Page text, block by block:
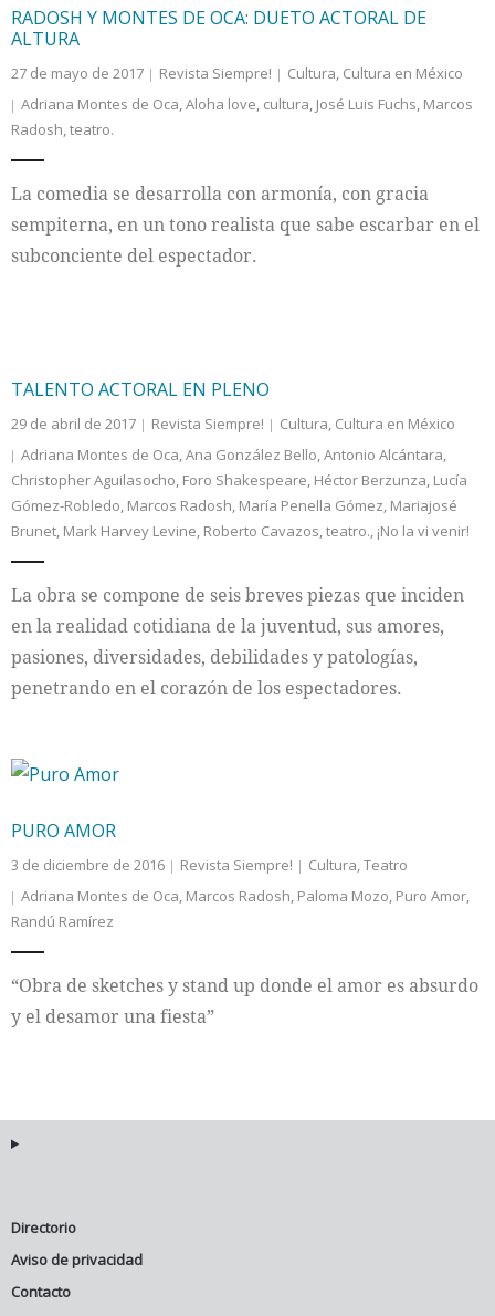
RADOSH Y MONTES DE OCA: DUETO ACTORAL DE
ALTURA
27 de mayo de 2017 Revista Siempre! Cultura, Cultura en México
Adriana Montes de Oca,Aloha love, cultura, José Luis Fuchs, Marcos
Radosh,teatro.
La comedia se desarrolla con armonía, con gracia
sempiterna, en un tono realista que sabe escarbar en el
subconciente del espectador.
TALENTO ACTORAL EN PLENO
29 de abril de 2017 Revista Siempre! Cultura, Cultura en México
Adriana Montes de Oca,Ana González Bello,Antonio Alcántara,
Christopher Aguilasocho, Foro Shakespeare, Héctor Berzunza, Lucía
Gómez-Robledo, Marcos Radosh, María Penella Gómez, Mariajosé
Brunet, Mark Harvey Levine, Roberto Cavazos,teatro., ¡No la vi venir!
La obra se compone de seis breves piezas que inciden
en la realidad cotidiana de la juventud, sus amores,
pasiones, diversidades, debilidades y patologías,
penetrando en el corazón de los espectadores.
PURO AMOR
3 de diciembre de 2016 Revista Siempre! Cultura,Teatro
Adriana Montes de Oca, Marcos Radosh, Paloma Mozo, Puro Amor,
Randú Ramírez
“Obra de sketches y stand up donde el amor es absurdo
y el desamor una fiesta”
Directorio
Aviso de privacidad
Contacto